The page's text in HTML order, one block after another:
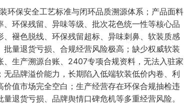
环保安全工艺标准与闭环品质溯源体系；产品面料
环保残留、异味等级、批次花色统一性等核心品
褪色脱线、环保残留超标、异味刺鼻、软装质感
量退货亏损、合规经营风险极高；缺少权威软装
生产溯源台账、2407专项合规资料，无法入驻家
品牌溢价能力，长期陷入低端软装低价内卷、利
值市场完全空白；生产经营存在环保合规抽检违
退货亏损、品牌舆情口碑危机等多重经营风险。